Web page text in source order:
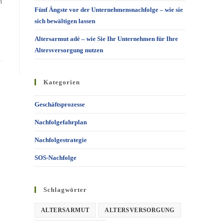
Fünf Ängste vor der Unternehmensnachfolge – wie sie
sich bewältigen lassen
Altersarmut adé – wie Sie Ihr Unternehmen für Ihre
Altersversorgung nutzen
Kategorien
Geschäftsprozesse
Nachfolgefahrplan
Nachfolgestrategie
SOS-Nachfolge
Schlagwörter
ALTERSARMUT ALTERSVERSORGUNG